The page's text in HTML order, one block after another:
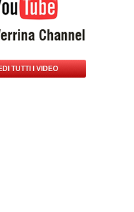
TUTTI I VIDEO